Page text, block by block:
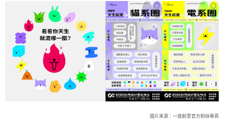
圖片來源：一途創意官方粉絲專頁